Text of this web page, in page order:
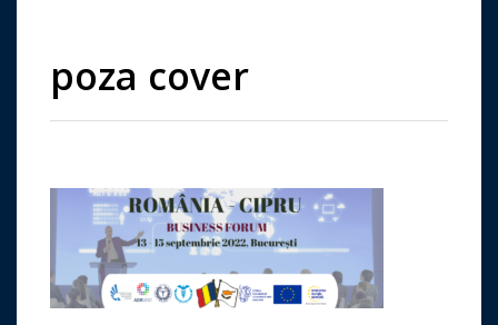
poza cover